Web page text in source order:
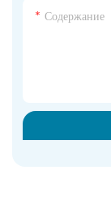
Содержание